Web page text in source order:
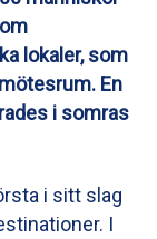
lokaler, som
En
i somras
i sitt slag
I